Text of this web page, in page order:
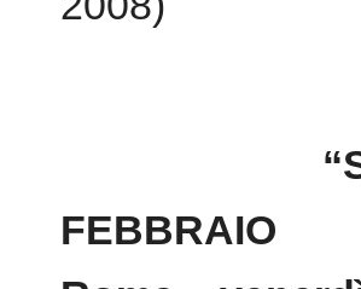
FEBBRAIO
• Teatro
Ore 20.40 –
Cortese”,
Edizioni ETS